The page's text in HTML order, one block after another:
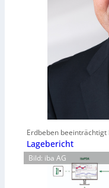
Erdbeben beeinträchtigt
Lagebericht
Bild: iba AG